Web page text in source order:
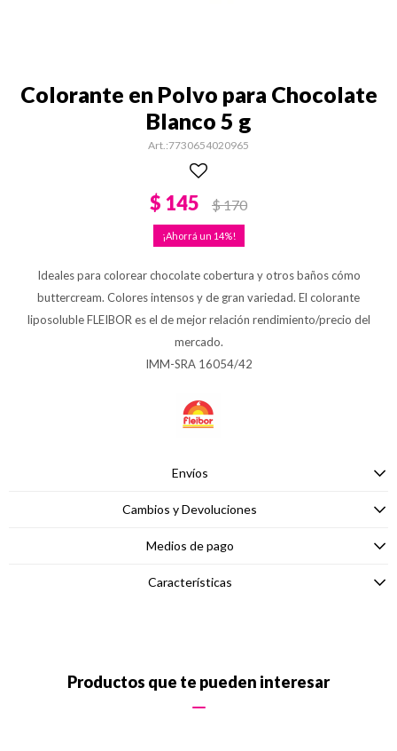
Colorante en Polvo para Chocolate
Blanco 5 g
7730654020965
$ 145 $170
14
Ideales para colorear chocolate cobertura y otros baños cómo
buttercream. Colores intensos y de gran variedad. El colorante
liposoluble FLEIBOR es el de mejor relación rendimiento/precio del
mercado.
IMM-SRA 16054/42
Envíos
Cambios y Devoluciones
Medios de pago
Características
Productos que te pueden interesar